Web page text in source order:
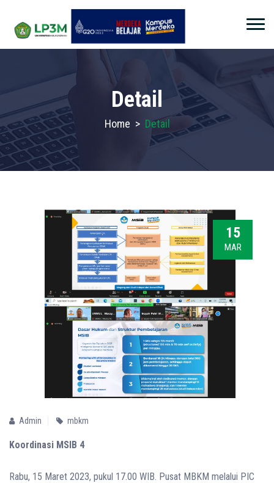
Detail
Home > Detail
15
MAR
Admin mbkm
Koordinasi MSIB 4
Rabu, 15 Maret 2023, pukul 17.00 WIB. Pusat MBKM melalui PIC